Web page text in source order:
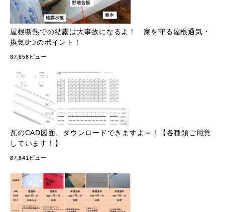
屋根断熱での結露は大事故になるよ！ 家を守る屋根通気・
換気8つのポイント！
87,856ビュー
瓦のCAD図面、ダウンロードできますよ～！【各種類ご用意
しています！】
87,841ビュー